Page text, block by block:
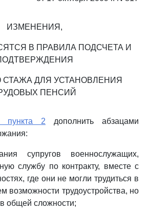
ИЗМЕНЕНИЯ,
В ПРАВИЛА ПОДСЧЕТА И
СТАЖА ДЛЯ УСТАНОВЛЕНИЯ
ПЕНСИЙ
пункта 2 дополнить абзацами
супругов военнослужащих,
службу по контракту, вместе с
где они не могли трудиться в
возможности трудоустройства, но
общей сложности;